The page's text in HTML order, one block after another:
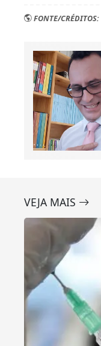
FONTE/CRÉDITOS:
VEJA MAIS